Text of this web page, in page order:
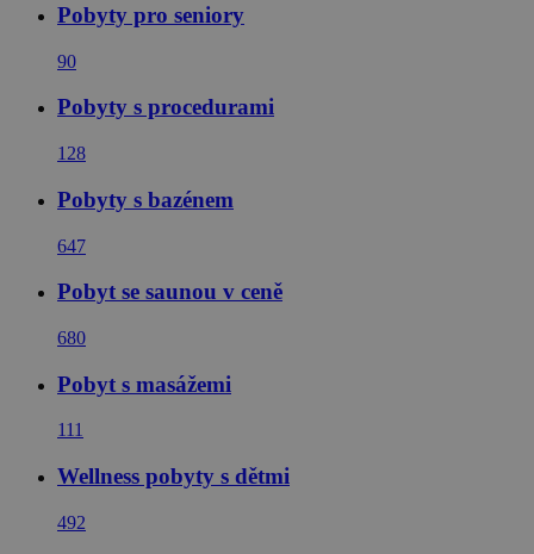
Pobyty pro seniory
90
Pobyty s procedurami
128
Pobyty s bazénem
647
Pobyt se saunou v ceně
680
Pobyt s masážemi
111
Wellness pobyty s dětmi
492